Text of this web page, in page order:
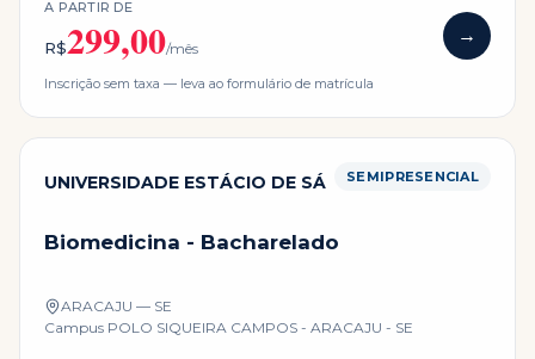
A PARTIR DE
R$299,00/mês
→
Inscrição sem taxa — leva ao formulário de matrícula
UNIVERSIDADE ESTÁCIO DE SÁ SEMIPRESENCIAL
Biomedicina - Bacharelado
ARACAJU — SE
Campus POLO SIQUEIRA CAMPOS - ARACAJU - SE